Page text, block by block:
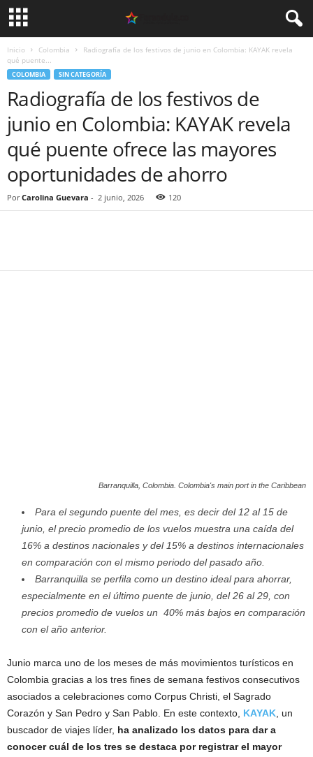
Inicio Colombia
Radiografía de los festivos de junio en Colombia: KAYAK revela
qué puente...
COLOMBIA SIN CATEGORÍA
Radiografía de los festivos de
junio en Colombia: KAYAK revela
qué puente ofrece las mayores
oportunidades de ahorro
Por Carolina Guevara - 2 junio, 2026 120
Barranquilla, Colombia. Colombia's main port in the Caribbean
Para el segundo puente del mes, es decir del 12 al 15 de
junio, el precio promedio de los vuelos muestra una caída del
16% a destinos nacionales y del 15% a destinos internacionales
en comparación con el mismo periodo del pasado año.
Barranquilla se perfila como un destino ideal para ahorrar,
especialmente en el último puente de junio, del 26 al 29, con
precios promedio de vuelos un 40% más bajos en comparación
con el año anterior.
Junio marca uno de los meses de más movimientos turísticos en
Colombia gracias a los tres fines de semana festivos consecutivos
asociados a celebraciones como Corpus Christi, el Sagrado
Corazón y San Pedro y San Pablo. En este contexto, KAYAK, un
buscador de viajes líder, ha analizado los datos para dar a
conocer cuál de los tres se destaca por registrar el mayor